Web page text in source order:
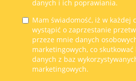
danych i ich poprawiania.
Mam świadomość, iż w każdej
wystąpić o zaprzestanie
przeze mnie danych
marketingowych, co
danych z baz
marketingowych.